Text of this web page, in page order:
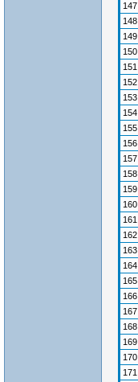
147
148
149
150
151
152
153
154
155
156
157
158
159
160
161
162
163
164
165
166
167
168
169
170
171